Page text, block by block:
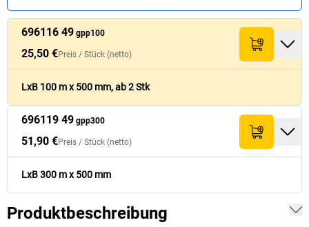
Nr.
Palettenmenge
Preis /Stück
Nr.
Palettenmenge
Preis /Stück
gpp100
100
25,50 €
696119 49
51,90 €
696116 49 gpp100
25,50 €Preis / Stück (netto)
LxB 100 m x 500 mm, ab 2 Stk
696119 49 gpp300
51,90 €Preis / Stück (netto)
LxB 300 m x 500 mm
Produktbeschreibung